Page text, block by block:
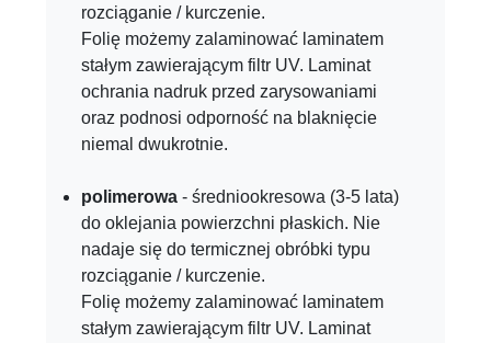
rozciąganie / kurczenie.
Folię możemy zalaminować laminatem
stałym zawierającym filtr UV. Laminat
ochrania nadruk przed zarysowaniami
oraz podnosi odporność na blaknięcie
niemal dwukrotnie.
polimerowa - średniookresowa (3-5 lata)
do oklejania powierzchni płaskich. Nie
nadaje się do termicznej obróbki typu
rozciąganie / kurczenie.
Folię możemy zalaminować laminatem
stałym zawierającym filtr UV. Laminat